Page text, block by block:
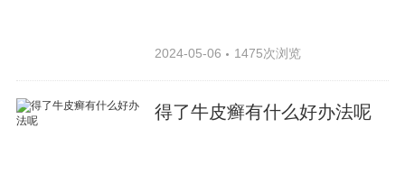
2024-05-06 1475次浏览
得了牛皮癣有什么好办法呢